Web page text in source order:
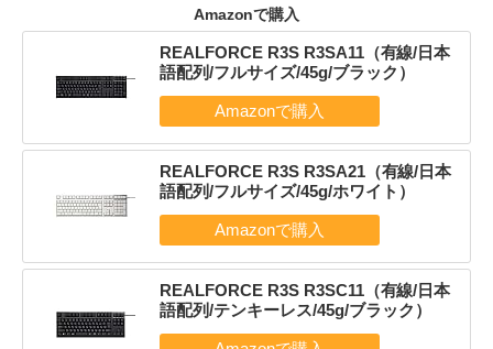
Amazonで購入
REALFORCE R3S R3SA11（有線/日本
語配列/フルサイズ/45g/ブラック）
REALFORCE R3S R3SA21（有線/日本
語配列/フルサイズ/45g/ホワイト）
REALFORCE R3S R3SC11（有線/日本
語配列/テンキーレス/45g/ブラック）